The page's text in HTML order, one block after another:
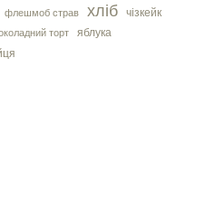
флешмоб страв хліб
чізкейк
торт яблука